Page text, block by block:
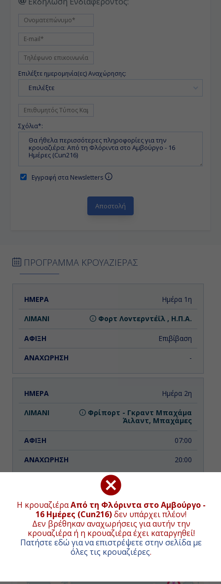
Η κρουαζιέραΑπό τη Φλόριντα στο Αμβούργο -
16 Ημέρες (Cun216)δεν υπάρχει πλέον!
Δεν βρέθηκαν αναχωρήσεις για αυτήν την
κρουαζιέρα ή η κρουαζιέρα έχει καταργηθεί!
Πατήστε εδώ για να επιστρέψετε στην σελίδα με
όλες τις κρουαζιέρες.
Επιλέξτε ημερομηνία(ες) Αναχώρησης:
Επιλέξτε
Σχόλια*:
Εγγραφή στα Newsletters
ΠΡΟΓΡΑΜΜΑ ΚΡΟΥΑΖΙΕΡΑΣ
ΗΜΕΡΑ ΑΝΑΧΩΡΗΣΗ
Ημέρα 1η
Φορτ Λοvτερντέϊλ , Η.Π.Α.
Επιβίβαση
-
Ημέρα 2η
Φρίπορτ - Γκραντ Μπαχάμα
Άιλαντ, Μπαχάμες
07:00
20:00
Εν Πλω
-
ΧΑΡΤΗΣ ΚΡΟΥΑΖΙΕΡΑΣ
+